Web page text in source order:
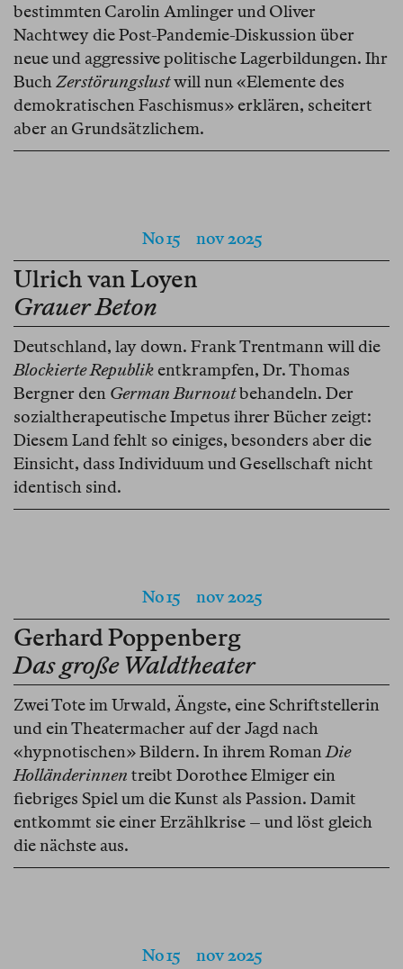
bestimmten Carolin Amlinger und Oliver
Nachtwey die Post-Pandemie-Diskussion über
neue und aggressive politische Lagerbildungen. Ihr
BuchZerstörungslustwill nun «Elemente des
demokratischen Faschismus» erklären, scheitert
aber an Grundsätzlichem.
No 15nov 2025
Ulrich van Loyen
Grauer Beton
Deutschland, lay down. Frank Trentmann will die
Blockierte Republik entkrampfen, Dr. Thomas
Bergner den German Burnoutbehandeln. Der
sozialtherapeutische Impetus ihrer Bücher zeigt:
Diesem Land fehlt so einiges, besonders aber die
Einsicht, dass Individuum und Gesellschaft nicht
identisch sind.
No 15nov 2025
Gerhard Poppenberg
Das große Waldtheater
Zwei Tote im Urwald, Ängste, eine Schriftstellerin
und ein Theatermacher auf der Jagd nach
«hypnotischen» Bildern. In ihrem RomanDie
Holländerinnen treibt Dorothee Elmiger ein
fiebriges Spiel um die Kunst als Passion. Damit
entkommt sie einer Erzählkrise – und löst gleich
die nächste aus.
No 15nov 2025